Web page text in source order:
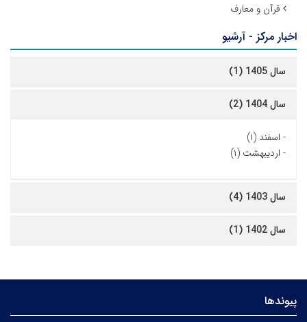
قرآن و معارف
اخبار مرکز - آرشیو
سال 1405 (1)
سال 1404 (2)
- اسفند (۱)
- اردیبهشت (۱)
سال 1403 (4)
سال 1402 (1)
پیوندها